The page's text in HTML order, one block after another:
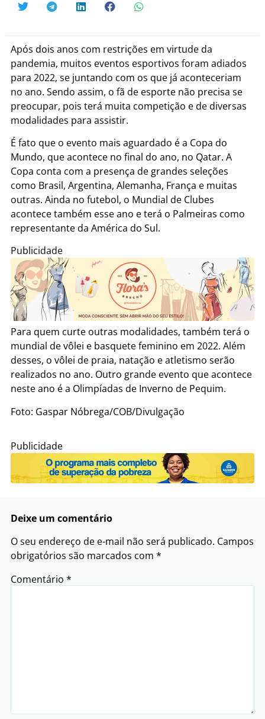
Após dois anos com restrições em virtude da
pandemia, muitos eventos esportivos foram adiados
para 2022, se juntando com os que já aconteceriam
no ano. Sendo assim, o fã de esporte não precisa se
preocupar, pois terá muita competição e de diversas
modalidades para assistir.
É fato que o evento mais aguardado é a Copa do
Mundo, que acontece no final do ano, no Qatar. A
Copa conta com a presença de grandes seleções
como Brasil, Argentina, Alemanha, França e muitas
outras. Ainda no futebol, o Mundial de Clubes
acontece também esse ano e terá o Palmeiras como
representante da América do Sul.
Publicidade
Para quem curte outras modalidades, também terá o
mundial de vôlei e basquete feminino em 2022. Além
desses, o vôlei de praia, natação e atletismo serão
realizados no ano. Outro grande evento que acontece
neste ano é a Olimpíadas de Inverno de Pequim.
Foto: Gaspar Nóbrega/COB/Divulgação
Publicidade
Deixe um comentário
O seu endereço de e-mail não será publicado. Campos
obrigatórios são marcados com *
Comentário *